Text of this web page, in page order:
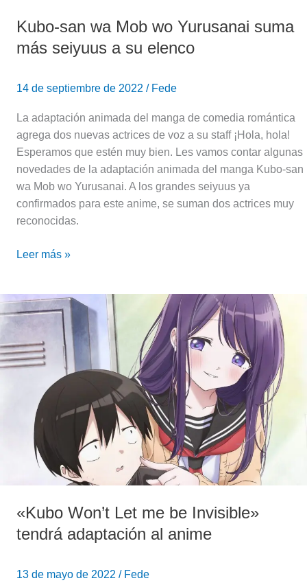
Kubo-san wa Mob wo Yurusanai suma
más seiyuus a su elenco
14 de septiembre de 2022 / Fede
La adaptación animada del manga de comedia romántica
agrega dos nuevas actrices de voz a su staff ¡Hola, hola!
Esperamos que estén muy bien. Les vamos contar algunas
novedades de la adaptación animada del manga Kubo-san
wa Mob wo Yurusanai. A los grandes seiyuus ya
confirmados para este anime, se suman dos actrices muy
reconocidas.
elenco
Leer más »
«Kubo Won’t Let me be Invisible»
tendrá adaptación al anime
13 de mayo de 2022 / Fede
«Kubo
Won’t
me
be
Invisible»
tendrá
adaptación
anime